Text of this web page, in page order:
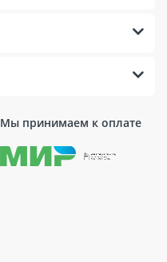
Мы принимаем к оплате